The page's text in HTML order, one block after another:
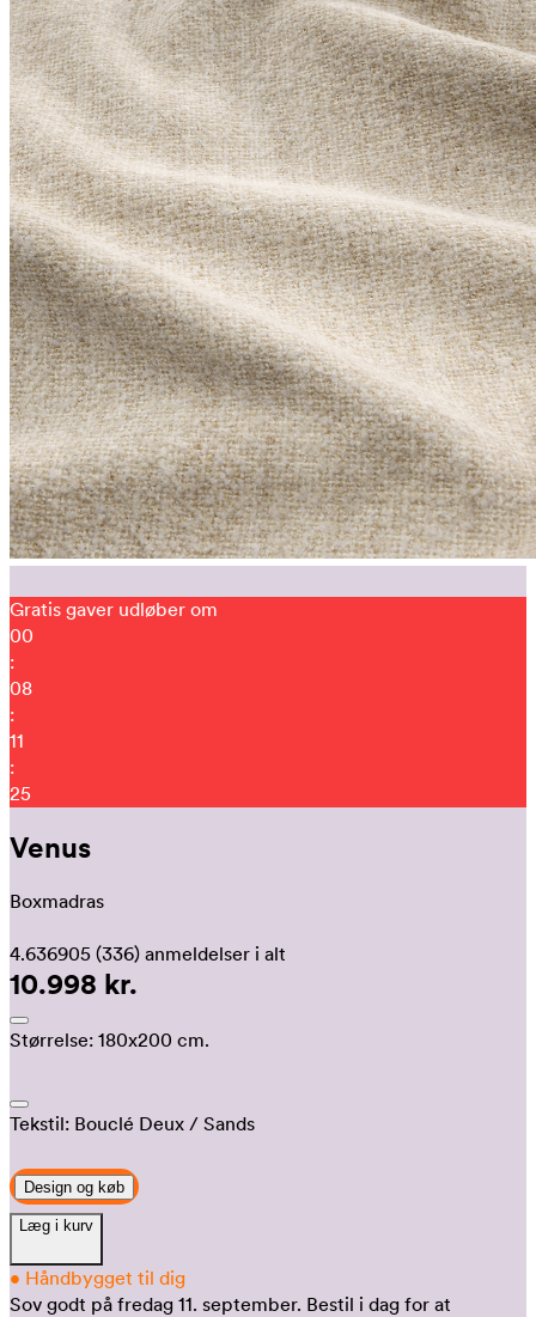
Gratis gaver udløber om
00
:
08
:
11
:
16
Venus
Boxmadras
4.636905 (336) anmeldelser i alt
10.998 kr.
Størrelse: 180x200 cm.
Tekstil: Bouclé Deux / Sands
Design og køb
Læg i kurv
• Håndbygget til dig
Sov godt på fredag 11. september. Bestil i dag for at